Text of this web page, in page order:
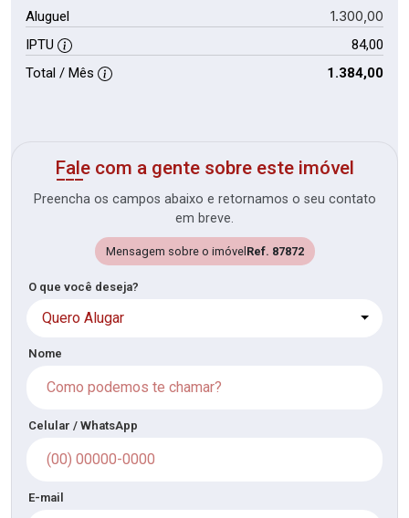
Aluguel 1.300,00
IPTU
84,00
Total / Mês
1.384,00
Fale com a gente sobre este imóvel
Preencha os campos abaixo e retornamos o seu contato
em breve.
Mensagem sobre o imóvel Ref. 87872
O que você deseja?
Quero Alugar
Nome
Celular / WhatsApp
E-mail